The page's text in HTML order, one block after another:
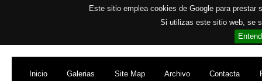
Este sitio emplea cookies de Google para
Si utilizas este sitio web, se
Inicio Galerias Site Map Archivo Contacta